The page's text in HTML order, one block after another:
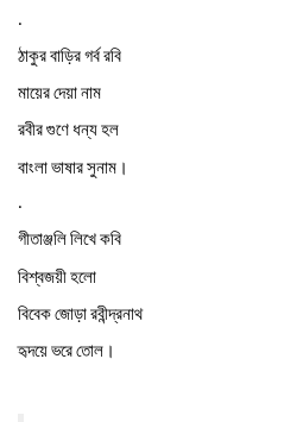
.
ঠাকুরবাড়িরগর্বরবি
মায়েরদেয়ানাম
রবীরগুণেধন্যহল
বাংলাভাষারসুনাম।
.
গীতাঞ্জলিলিখেকবি
বিশ্বজয়ীহলো
বিবেকজোড়ারবীন্দ্রনাথ
হৃদয়েভরেতোল।